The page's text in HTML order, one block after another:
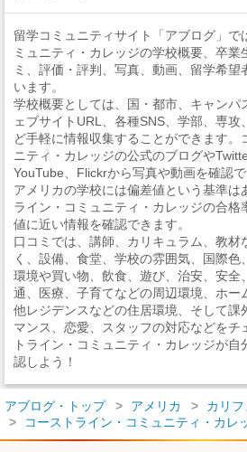
留学コミュニティサイト「アブログ」で
ミュニティ・カレッジの学校概要、卒業
ミ、評価・評判、写真、動画、留学希望
います。
学校概要としては、国・都市、キャンパ
ェブサイトURL、各種SNS、学部、専攻
ど手軽に情報収集することができます。
ニティ・カレッジの公式のブログや
YouTube、Flickrから写真や動画を確認で
アメリカの学校には偏差値という基準は
ライン・コミュニティ・カレッジの合格
値に近い情報を確認できます。
口コミでは、講師、カリキュラム、教材
く、設備、食堂、学校の雰囲気、国際色
環境や買い物、飲食、遊び、治安、安全
通、医療、子育てなどの周辺環境、ホー
他レジデンスなどの住居環境、そして課
マンス、恋愛、スタッフの対応などをチ
トライン・コミュニティ・カレッジが
認しよう！
アブログ・トップ アメリカ カリフ
コーストライン・コミュニティ・カレ